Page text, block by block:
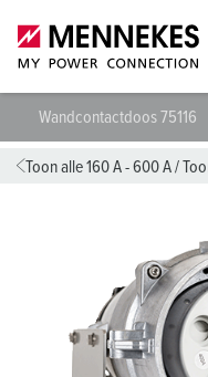
Wandcontactdoos 75116
Toon alle 160 A - 600 A/